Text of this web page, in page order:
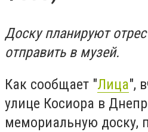
Доску планируют
отправить в музей.
Как сообщает "Лица",
улице Косиора в
мемориальную доску,